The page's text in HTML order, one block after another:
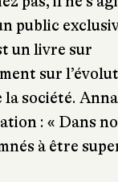
public
un livre sur
sur
société.
: « Dans
à être